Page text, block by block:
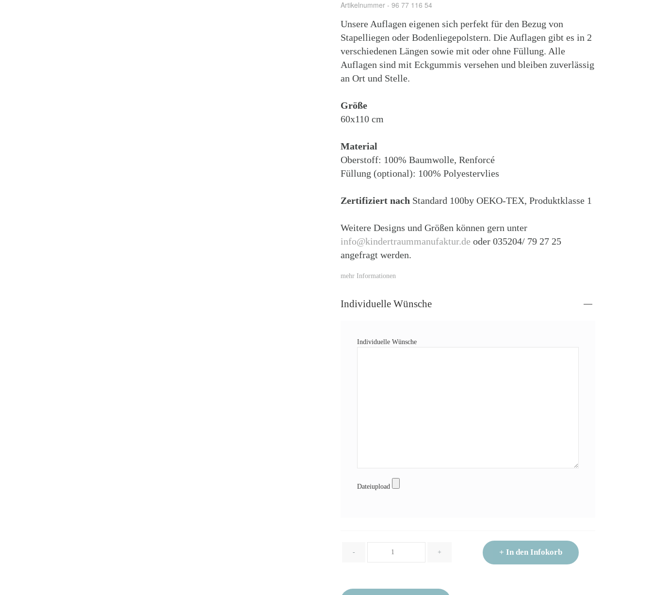
Artikelnummer - 96 77 116 54
Unsere Auflagen eigenen sich perfekt für den Bezug von
Stapelliegen oder Bodenliegepolstern. Die Auflagen gibt es in 2
verschiedenen Längen sowie mit oder ohne Füllung. Alle
Auflagen sind mit Eckgummis versehen und bleiben zuverlässig
an Ort und Stelle.
Größe
60x110 cm
Material
Oberstoff: 100% Baumwolle, Renforcé
Füllung (optional): 100% Polyestervlies
Zertifiziert nach Standard 100by OEKO-TEX, Produktklasse 1
Weitere Designs und Größen können gern unter
info@kindertraummanufaktur.de oder 035204/ 79 27 25
angefragt werden.
mehr Informationen
Individuelle Wünsche
Individuelle Wünsche
Dateiupload
-
+ + In den Infokorb